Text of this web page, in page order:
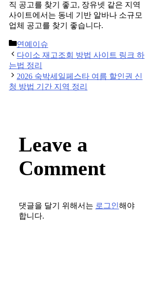
직 공고를 찾기 좋고, 장유넷 같은 지역
사이트에서는 동네 기반 알바나 소규모
업체 공고를 찾기 좋습니다.
Categories
연예이슈
Post
navigation
다이소 재고조회 방법 사이트 링크 하
는법 정리
2026 숙박세일페스타 여름 할인권 신
청 방법 기간 지역 정리
Leave a
Comment
댓글을 달기 위해서는 로그인해야
합니다.